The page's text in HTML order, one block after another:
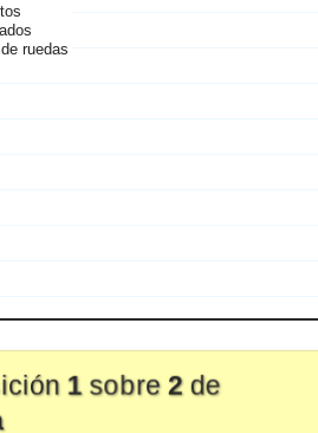
ruedas
1 sobre 2 de